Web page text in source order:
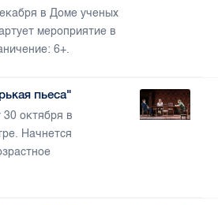
в Доме ученых
мероприятие в
6+.
пьеса"
30 октября в
Начнется